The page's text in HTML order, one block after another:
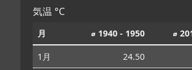
気温 °C
月 ⌀ 1940 - 1950 ⌀
1月 24.50